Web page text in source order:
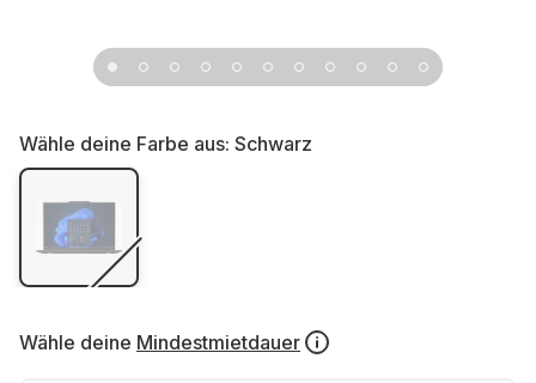
Wähle deine Farbe aus: Schwarz
Wähle deine Mindestmietdauer